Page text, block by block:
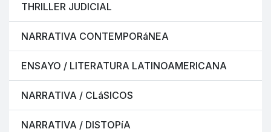
THRILLER JUDICIAL
NARRATIVA CONTEMPORáNEA
ENSAYO / LITERATURA LATINOAMERICANA
NARRATIVA / CLáSICOS
NARRATIVA / DISTOPíA